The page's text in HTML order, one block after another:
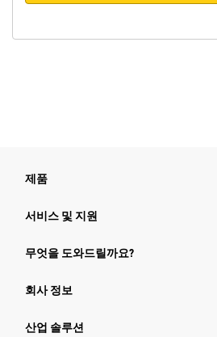
제품
서비스 및 지원
무엇을 도와드릴까요?
회사 정보
산업 솔루션